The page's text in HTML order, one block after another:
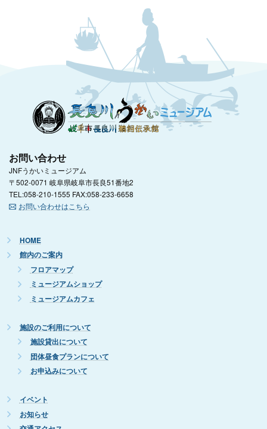
お問い合わせ
JNFうかいミュージアム
〒502-0071 岐阜県岐阜市長良51番地2
TEL:058-210-1555 FAX:058-233-6658
お問い合わせはこちら
HOME
館内のご案内
フロアマップ
ミュージアムショップ
ミュージアムカフェ
施設のご利用について
施設貸出について
団体昼食プランについて
お申込みについて
イベント
お知らせ